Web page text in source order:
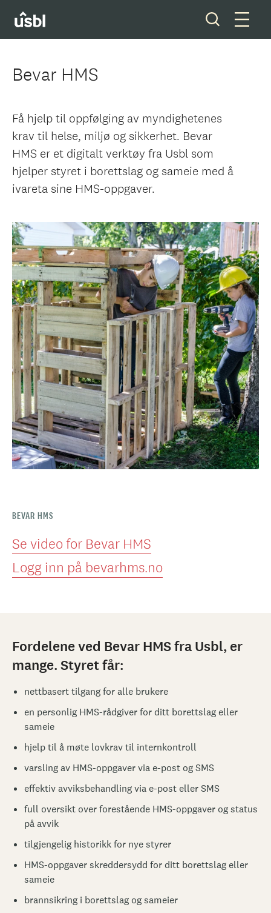
Boliger og tomter
Ditt styreverv
Medlemskap
Forkjøpsrett
Om oss
Bevar HMS
Få hjelp til oppfølging av myndighetenes
krav til helse, miljø og sikkerhet. Bevar
HMS er et digitalt verktøy fra Usbl som
hjelper styret i borettslag og sameie med å
ivareta sine HMS-oppgaver.
BEVAR HMS
Se video for Bevar HMS
Logg inn på bevarhms.no
Fordelene ved Bevar HMS fra Usbl, er
mange. Styret får:
nettbasert tilgang for alle brukere
en personlig HMS-rådgiver for ditt borettslag eller
sameie
hjelp til å møte lovkrav til internkontroll
varsling av HMS-oppgaver via e-post og SMS
effektiv avviksbehandling via e-post eller SMS
full oversikt over forestående HMS-oppgaver og status
på avvik
tilgjengelig historikk for nye styrer
HMS-oppgaver skreddersydd for ditt borettslag eller
sameie
brannsikring i borettslag og sameier